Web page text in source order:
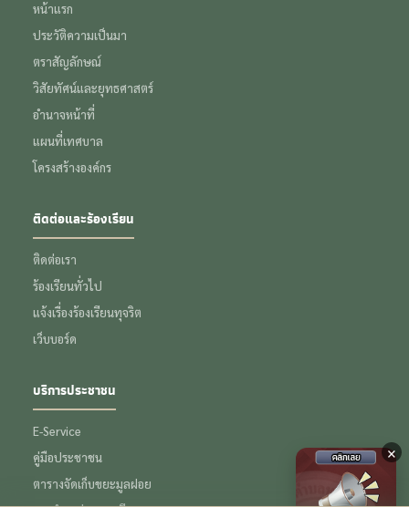
หน้าแรก
ประวัติความเป็นมา
ตราสัญลักษณ์
วิสัยทัศน์และยุทธศาสตร์
อำนาจหน้าที่
แผนที่เทศบาล
โครงสร้างองค์กร
ติดต่อและร้องเรียน
ติดต่อเรา
ร้องเรียนทั่วไป
แจ้งเรื่องร้องเรียนทุจริต
เว็บบอร์ด
บริการประชาชน
E-Service
คู่มือประชาชน
ตารางจัดเก็บขยะมูลฝอย
×